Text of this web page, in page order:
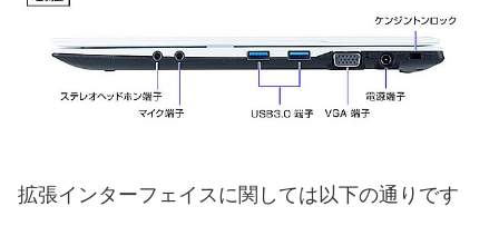
拡張インターフェイスに関しては以下の通りです